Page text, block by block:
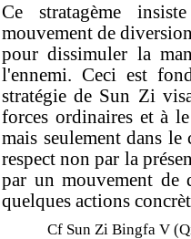
Ce stratagème
mouvement de
pour dissimuler la
l'ennemi. Ceci est
stratégie de Sun Zi
forces ordinaires et à
mais seulement dans
respect non par la
par un mouvement de
quelques actions
Cf Sun Zi Bingfa V